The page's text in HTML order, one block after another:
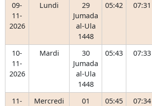
09-
11-
2026
Lundi
29
Jumada
al-Ula
1448
05:42 07:31
10-
11-
2026
Mardi
30
Jumada
al-Ula
1448
05:43 07:33
11-
Mercredi
01
05:45 07:34